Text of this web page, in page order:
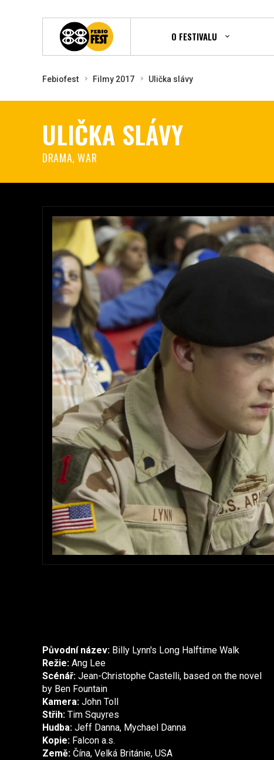
O FESTIVALU
Febiofest Filmy 2017 Ulička slávy
ULIČKA SLÁVY
DRAMA, WAR
Původní název: Billy Lynn's Long Halftime Walk
Režie: Ang Lee
Scénář: Jean-Christophe Castelli, based on the novel
by Ben Fountain
Kamera: John Toll
Střih: Tim Squyres
Hudba: Jeff Danna, Mychael Danna
Kopie: Falcon a.s.
Země: Čína, Velká Británie, USA